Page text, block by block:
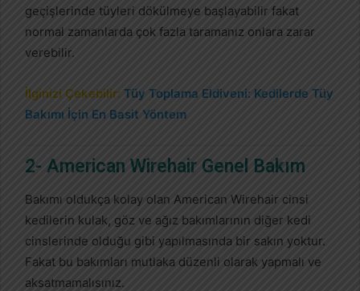
geçişlerinde tüyleri dökülmeye başlayabilir fakat
normal zamanlarda çok fazla taramanız onlara zarar
verebilir.
İlginizi Çekebilir: Tüy Toplama Eldiveni: Kedilerde Tüy
Bakımı İçin En Basit Yöntem
2- American Wirehair Genel Bakım
Bakımı oldukça kolay olan American Wirehair cinsi
kedilerin kulak, göz ve ağız bakımlarının diğer kedi
cinslerinde olduğu gibi yapılmasında bir sakın yoktur.
Fakat bu bakımları mutlaka düzenli olarak yapmalı ve
aksatmamalısınız.